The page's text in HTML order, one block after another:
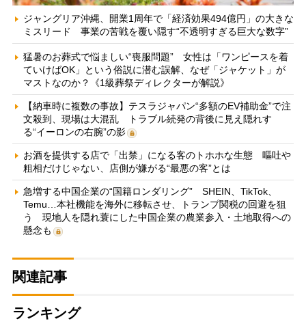
ジャングリア沖縄、開業1周年で「経済効果494億円」の大きな
ミスリード 事業の苦戦を覆い隠す“不透明すぎる巨大な数字”
猛暑のお葬式で悩ましい“喪服問題” 女性は「ワンピースを着
ていけばOK」という俗説に潜む誤解、なぜ「ジャケット」が
マストなのか？《1級葬祭ディレクターが解説》
【納車時に複数の事故】テスラジャパン“多額のEV補助金”で注
文殺到、現場は大混乱 トラブル続発の背後に見え隠れす
る“イーロンの右腕”の影
お酒を提供する店で「出禁」になる客のトホホな生態 嘔吐や
粗相だけじゃない、店側が嫌がる“最悪の客”とは
急増する中国企業の“国籍ロンダリング” SHEIN、TikTok、
Temu…本社機能を海外に移転させ、トランプ関税の回避を狙
う 現地人を隠れ蓑にした中国企業の農業参入・土地取得への
懸念も
関連記事
ランキング